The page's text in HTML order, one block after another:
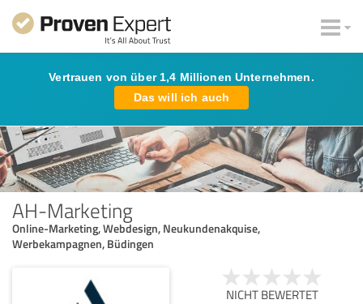
Vertrauen von über 1,4 Millionen Unternehmen.
Das will ich auch
AH-Marketing
Online-Marketing, Webdesign, Neukundenakquise,
Werbekampagnen, Büdingen
NICHT BEWERTET